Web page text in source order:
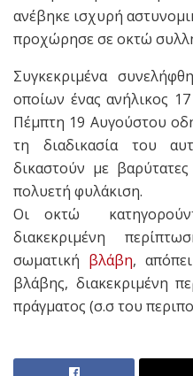
ανέβηκε ισχυρή
προχώρησε σε οκτώ
Συγκεκριμένα
οποίων ένας ανήλικος
Πέμπτη 19 Αυγούστου
τη διαδικασία του
δικαστούν με
πολυετή φυλάκιση.
Οι οκτώ
διακεκριμένη
σωματική βλάβη,
βλάβης, διακεκριμένη
πράγματος (σ.σ του